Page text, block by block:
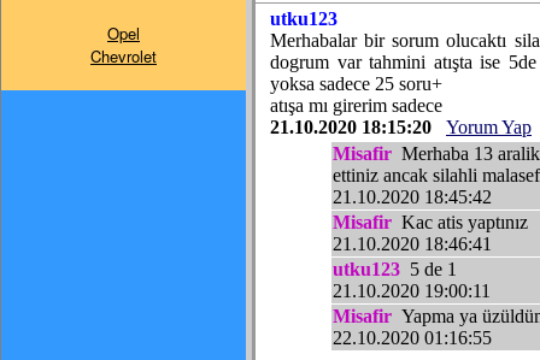
Opel
Chevrolet
utku123
Merhabalar bir sorum olucaktı
dogrum var tahmini atışta ise
yoksa sadece 25 soru+
atışa mı girerim sadece
21.10.2020 18:15:20
Yorum Yap
Misafir Merhaba 13
ettiniz ancak silahli
21.10.2020 18:45:42
Misafir Kac atis yaptınız
21.10.2020 18:46:41
utku123 5 de 1
21.10.2020 19:00:11
Misafir Yapma ya
22.10.2020 01:16:55